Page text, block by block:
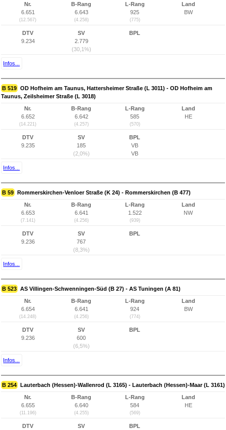
Nr.
6.651
(12.567)
B-Rang
6.643
(4.258)
L-Rang
925
(775)
Land
BW
DTV
9.234
SV
2.779
(30,1%)
BPL
Infos...
B 519 OD Hofheim am Taunus, Hattersheimer Straße (L 3011) - OD Hofheim am
Taunus, Zeilsheimer Straße (L 3018)
Nr.
6.652
(14.221)
B-Rang
6.642
(4.257)
L-Rang
585
(570)
Land
HE
DTV
9.235
SV
185
(2,0%)
BPL
VB
VB
Infos...
B 59 Rommerskirchen-Venloer Straße (K 24) - Rommerskirchen (B 477)
Nr.
6.653
(7.141)
B-Rang
6.641
(4.256)
L-Rang
1.522
(939)
Land
NW
DTV
9.236
SV
767
(8,3%)
BPL
Infos...
B 523 AS Villingen-Schwenningen-Süd (B 27) - AS Tuningen (A 81)
Nr.
6.654
(14.248)
B-Rang
6.641
(4.256)
L-Rang
924
(774)
Land
BW
DTV
9.236
SV
600
(6,5%)
BPL
Infos...
B 254 Lauterbach (Hessen)-Wallenrod (L 3165) - Lauterbach (Hessen)-Maar (L 3161)
Nr.
6.655
(11.196)
B-Rang
6.640
(4.255)
L-Rang
584
(569)
Land
HE
DTV
SV
BPL